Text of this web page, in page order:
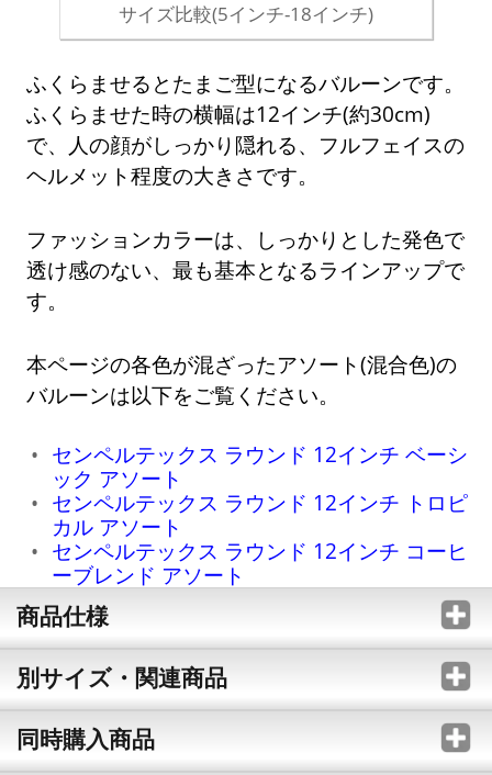
サイズ比較(5インチ-18インチ)
ふくらませるとたまご型になるバルーンです。
ふくらませた時の横幅は12インチ(約30cm)
で、人の顔がしっかり隠れる、フルフェイスの
ヘルメット程度の大きさです。
ファッションカラーは、しっかりとした発色で
透け感のない、最も基本となるラインアップで
す。
本ページの各色が混ざったアソート(混合色)の
バルーンは以下をご覧ください。
センペルテックス ラウンド 12インチ ベーシ
ック アソート
センペルテックス ラウンド 12インチ トロピ
カル アソート
センペルテックス ラウンド 12インチ コーヒ
ーブレンド アソート
商品仕様
別サイズ・関連商品
同時購入商品